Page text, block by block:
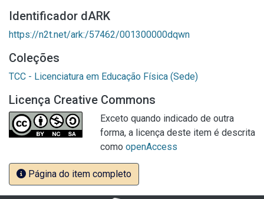
Identificador dARK
https://n2t.net/ark:/57462/001300000dqwn
Coleções
TCC - Licenciatura em Educação Física (Sede)
Licença Creative Commons
Exceto quando indicado de outra
forma, a licença deste item é descrita
como openAccess
Página do item completo